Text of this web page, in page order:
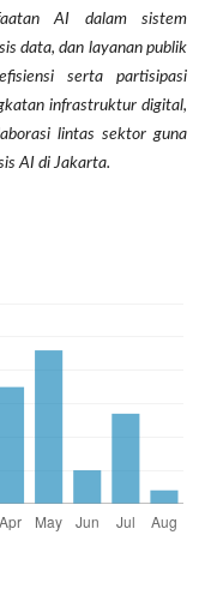
AI dalam sistem
data, dan layanan publik
serta partisipasi
infrastruktur digital,
lintas sektor guna
AI di Jakarta.